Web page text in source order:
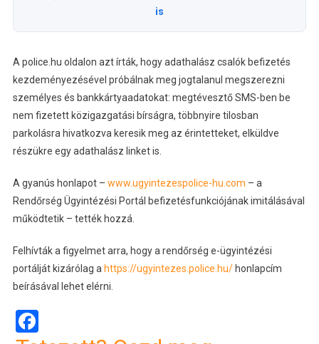
is
A police.hu oldalon azt írták, hogy adathalász csalók befizetés
kezdeményezésével próbálnak meg jogtalanul megszerezni
személyes és bankkártyaadatokat: megtévesztő SMS-ben be
nem fizetett közigazgatási bírságra, többnyire tilosban
parkolásra hivatkozva keresik meg az érintetteket, elküldve
részükre egy adathalász linket is.
A gyanús honlapot – www.ugyintezespolice-hu.com – a
Rendőrség Ügyintézési Portál befizetésfunkciójának imitálásával
működtetik – tették hozzá.
Felhívták a figyelmet arra, hogy a rendőrség e-ügyintézési
portálját kizárólag a https://ugyintezes.police.hu/honlapcím
beírásával lehet elérni.
Facebook